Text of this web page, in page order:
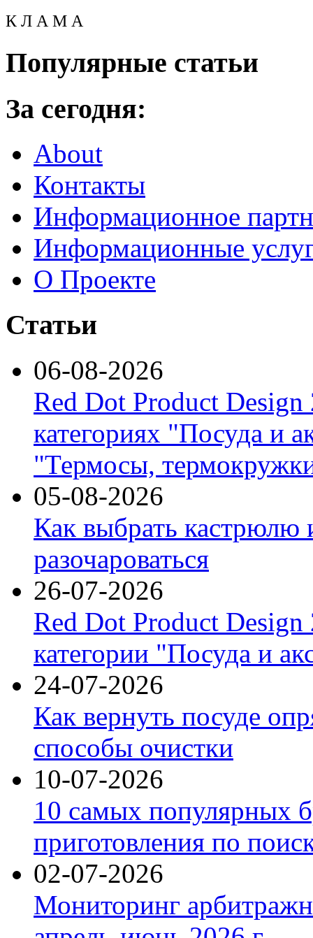
К Л А М А
Популярные статьи
За сегодня:
About
Контакты
Информационное
Информационные
О Проекте
Статьи
06-08-2026
Red Dot Product Design
категориях "Посуда и
"Термосы,
05-08-2026
Как выбрать кастрюлю
разочароваться
26-07-2026
Red Dot Product Design
категории "Посуда и
24-07-2026
Как вернуть посуде
способы очистки
10-07-2026
10 самых популярных
приготовления по
02-07-2026
Мониторинг